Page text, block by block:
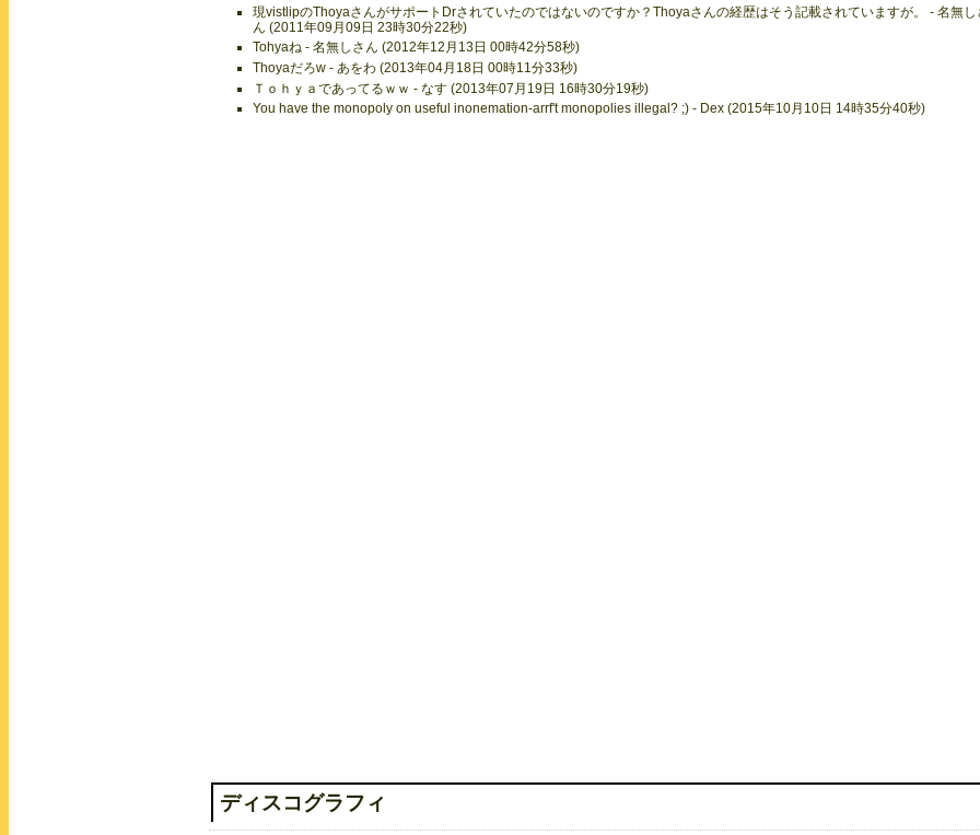
現vistlipのThoyaさんがサポートDrされていたのではないのですか？Thoyaさんの経歴はそう記載されていますが。 - 名無し
ん (2011年09月09日 23時30分22秒)
Tohyaね - 名無しさん (2012年12月13日 00時42分58秒)
Thoyaだろw - あをわ (2013年04月18日 00時11分33秒)
Ｔｏｈｙａであってるｗｗ - なす (2013年07月19日 16時30分19秒)
You have the monopoly on useful inonemation-arrf't monopolies illegal? ;) - Dex (2015年10月10日 14時35分40秒)
ディスコグラフィ